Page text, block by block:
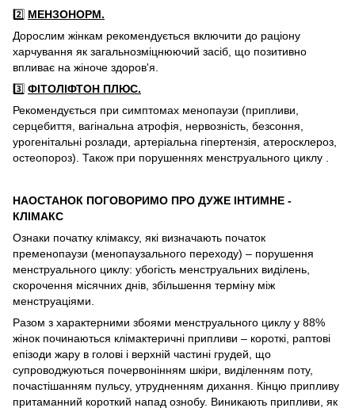
2️⃣ МЕНЗОНОРМ.
Дорослим жінкам рекомендується включити до раціону
харчування як загальнозміцнюючий засіб, що позитивно
впливає на жіноче здоров'я.
3️⃣ ФІТОЛІФТОН ПЛЮС.
Рекомендується при симптомах менопаузи (припливи,
серцебиття, вагінальна атрофія, нервозність, безсоння,
урогенітальні розлади, артеріальна гіпертензія, атеросклероз,
остеопороз). Також при порушеннях менструального циклу .
НАОСТАНОК ПОГОВОРИМО ПРО ДУЖЕ ІНТИМНЕ -
КЛІМАКС
Ознаки початку клімаксу, які визначають початок
пременопаузи (менопаузального переходу) – порушення
менструального циклу: убогість менструальних виділень,
скорочення місячних днів, збільшення терміну між
менструаціями.
Разом з характерними збоями менструального циклу у 88%
жінок починаються клімактеричні припливи – короткі, раптові
епізоди жару в голові і верхній частині грудей, що
супроводжуються почервонінням шкіри, виділенням поту,
почастішанням пульсу, утрудненням дихання. Кінцю припливу
притаманний короткий напад ознобу. Виникають припливи, як